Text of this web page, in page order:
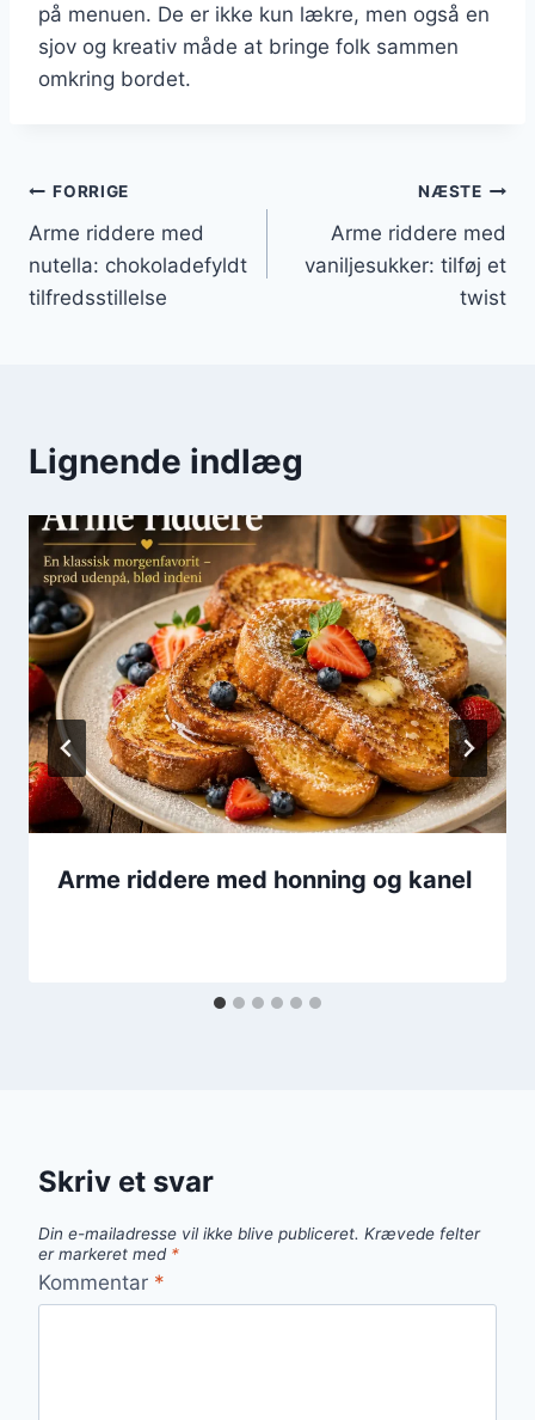
på menuen. De er ikke kun lækre, men også en
sjov og kreativ måde at bringe folk sammen
omkring bordet.
Indlægsnavigation
FORRIGE
Arme riddere med
nutella: chokoladefyldt
tilfredsstillelse
NÆSTE
Arme riddere med
vaniljesukker: tilføj et
twist
Lignende indlæg
Arme riddere med honning og kanel
Skriv et svar
Din e-mailadresse vil ikke blive publiceret. Krævede felter
er markeret med *
Kommentar *